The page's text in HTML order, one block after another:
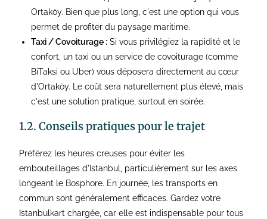
Ortaköy. Bien que plus long, c'est une option qui vous
permet de profiter du paysage maritime.
Taxi / Covoiturage : Si vous privilégiez la rapidité et le
confort, un taxi ou un service de covoiturage (comme
BiTaksi ou Uber) vous déposera directement au cœur
d'Ortaköy. Le coût sera naturellement plus élevé, mais
c'est une solution pratique, surtout en soirée.
1.2. Conseils pratiques pour le trajet
Préférez les heures creuses pour éviter les
embouteillages d'Istanbul, particulièrement sur les axes
longeant le Bosphore. En journée, les transports en
commun sont généralement efficaces. Gardez votre
Istanbulkart chargée, car elle est indispensable pour tous